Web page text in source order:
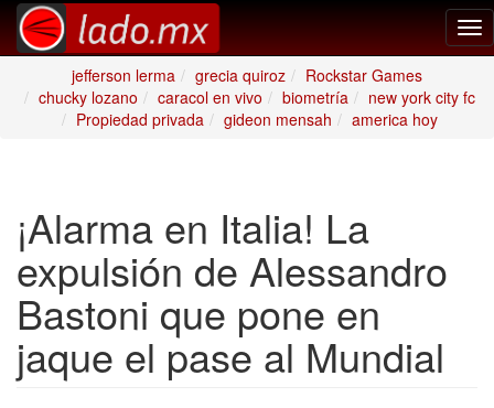
jefferson lerma
grecia quiroz
Rockstar Games
chucky lozano
caracol en vivo biometría
new york city fc
Propiedad privada
gideon mensah america hoy
¡Alarma en Italia! La
expulsión de Alessandro
Bastoni que pone en
jaque el pase al Mundial